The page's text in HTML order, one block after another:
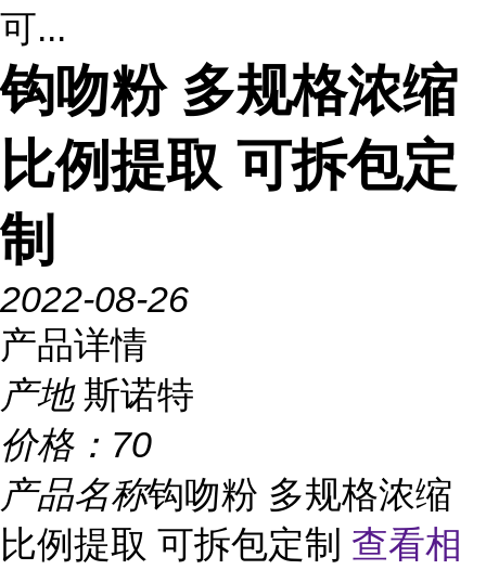
可...
钩吻粉 多规格浓缩
比例提取 可拆包定
制
2022-08-26
产品详情
产地 斯诺特
价格： 70
产品名称钩吻粉 多规格浓缩
比例提取 可拆包定制 查看相